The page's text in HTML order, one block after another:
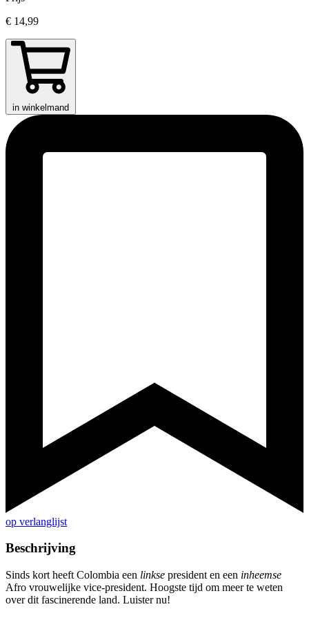
€ 14,99
in winkelmand
op verlanglijst
Beschrijving
Sinds kort heeft Colombia een linkse president en een inheemse
Afro vrouwelijke vice-president. Hoogste tijd om meer te weten
over dit fascinerende land. Luister nu!